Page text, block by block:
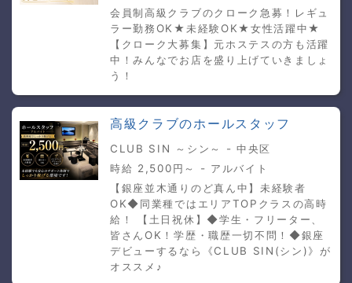
会員制高級クラブのクローク急募！レギュ
ラー勤務OK★未経験OK★女性活躍中★
【クローク大募集】元ホステスの方も活躍
中！みんなでお店を盛り上げていきましょ
う！
高級クラブのホールスタッフ
CLUB SIN ～シン～ - 中央区
時給 2,500円～ - アルバイト
【銀座並木通りのど真ん中】未経験者
OK◆同業種ではエリアTOPクラスの高時
給！ 【土日祝休】◆学生・フリーター、
皆さんOK！学歴・職歴一切不問！◆銀座
デビューするなら《CLUB SIN(シン)》が
オススメ♪